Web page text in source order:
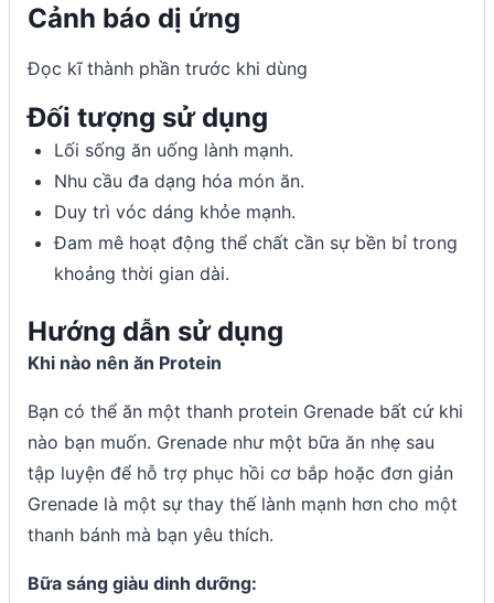
Cảnh báo dị ứng
Đọc kĩ thành phần trước khi dùng
Đối tượng sử dụng
Lối sống ăn uống lành mạnh.
Nhu cầu đa dạng hóa món ăn.
Duy trì vóc dáng khỏe mạnh.
Đam mê hoạt động thể chất cần sự bền bỉ trong
khoảng thời gian dài.
Hướng dẫn sử dụng
Khi nào nên ăn Protein
Bạn có thể ăn một thanh protein Grenade bất cứ khi
nào bạn muốn. Grenade như một bữa ăn nhẹ sau
tập luyện để hỗ trợ phục hồi cơ bắp hoặc đơn giản
Grenade là một sự thay thế lành mạnh hơn cho một
thanh bánh mà bạn yêu thích.
Bữa sáng giàu dinh dưỡng: